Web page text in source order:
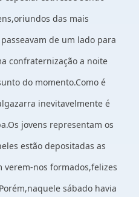
das mais
de um lado para
confraternização a noite
do momento.Como é
inevitavelmente é
jovens representam os
estão depositadas as
verem-nos formados,felizes
sábado havia